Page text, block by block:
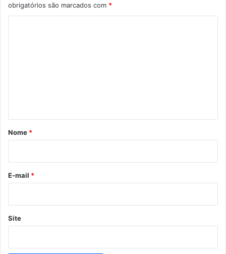
obrigatórios são marcados com *
r
*
Nome *
E-mail *
Site